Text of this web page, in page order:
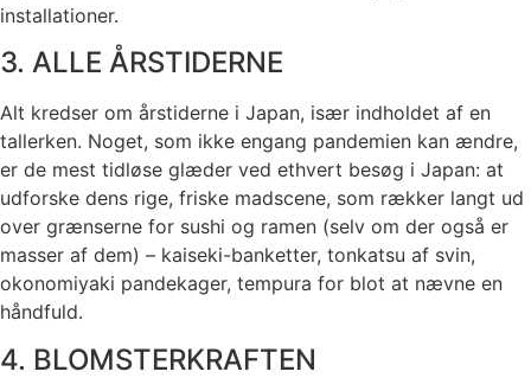
installationer.
3. ALLE ÅRSTIDERNE
Alt kredser om årstiderne i Japan, især indholdet af en
tallerken. Noget, som ikke engang pandemien kan ændre,
er de mest tidløse glæder ved ethvert besøg i Japan: at
udforske dens rige, friske madscene, som rækker langt ud
over grænserne for sushi og ramen (selv om der også er
masser af dem) – kaiseki-banketter, tonkatsu af svin,
okonomiyaki pandekager, tempura for blot at nævne en
håndfuld.
4. BLOMSTERKRAFTEN